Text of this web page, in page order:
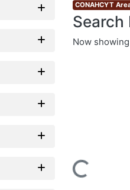
CONAHCYT
Search
Now showing
Loading...